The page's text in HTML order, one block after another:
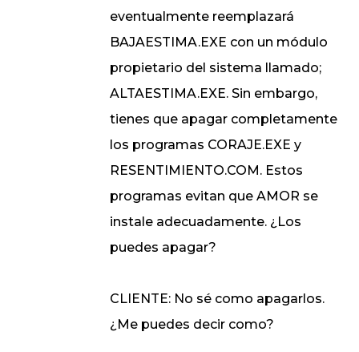
eventualmente reemplazará
BAJAESTIMA.EXE con un módulo
propietario del sistema llamado;
ALTAESTIMA.EXE. Sin embargo,
tienes que apagar completamente
los programas CORAJE.EXE y
RESENTIMIENTO.COM. Estos
programas evitan que AMOR se
instale adecuadamente. ¿Los
puedes apagar?
CLIENTE: No sé como apagarlos.
¿Me puedes decir como?